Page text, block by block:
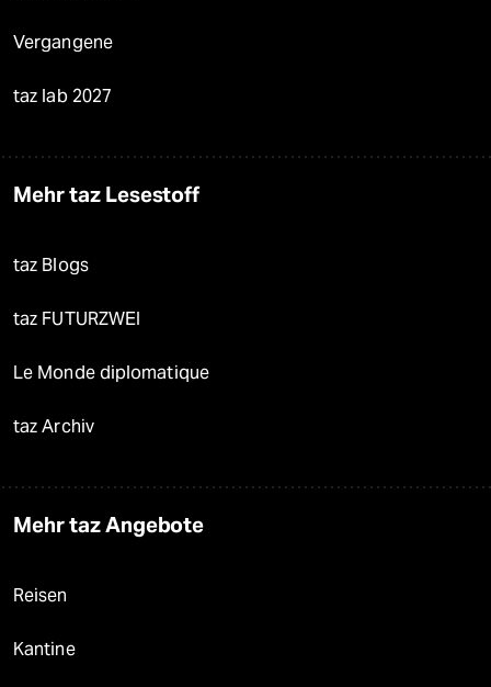
Vergangene
taz lab 2027
Mehr taz Lesestoff
taz Blogs
taz FUTURZWEI
Le Monde diplomatique
taz Archiv
Mehr taz Angebote
Reisen
Kantine